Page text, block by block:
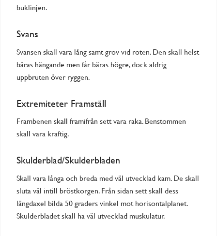
buklinjen.
Svans
Svansen skall vara lång samt grov vid roten. Den skall helst
bäras hängande men får bäras högre, dock aldrig
uppbruten över ryggen.
Extremiteter Framställ
Frambenen skall framifrån sett vara raka. Benstommen
skall vara kraftig.
Skulderblad/Skulderbladen
Skall vara långa och breda med väl utvecklad kam. De skall
sluta väl intill bröstkorgen. Från sidan sett skall dess
längdaxel bilda 50 graders vinkel mot horisontalplanet.
Skulderbladet skall ha väl utvecklad muskulatur.